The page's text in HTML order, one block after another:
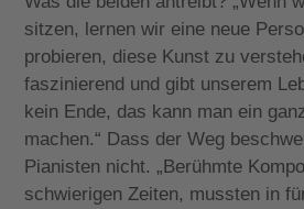
sitzen, lernen wir eine neue
probieren, diese Kunst zu
faszinierend und gibt unserem
kein Ende, das kann man ein
machen.“ Dass der Weg
Pianisten nicht. „Berühmte
schwierigen Zeiten, mussten in